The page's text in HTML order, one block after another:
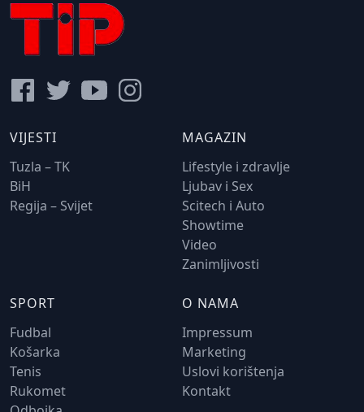
VIJESTI
Tuzla – TK
BiH
Regija – Svijet
MAGAZIN
Lifestyle i zdravlje
Ljubav i Sex
Scitech i Auto
Showtime
Video
Zanimljivosti
SPORT
Fudbal
Košarka
Tenis
Rukomet
O NAMA
Impressum
Marketing
Uslovi korištenja
Kontakt